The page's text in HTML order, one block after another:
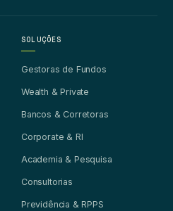
SOLUÇÕES
Gestoras de Fundos
Wealth & Private
Bancos & Corretoras
Corporate & RI
Academia & Pesquisa
Consultorias
Previdência & RPPS